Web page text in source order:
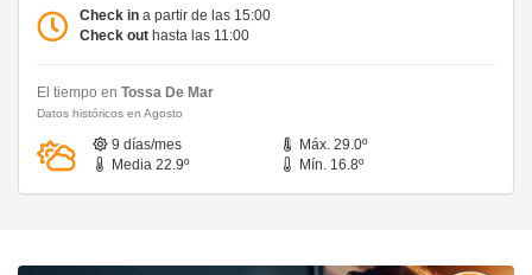
Check in a partir de las 15:00
Check out hasta las 11:00
El tiempo en Tossa De Mar
Datos históricos en Agosto
9 días/mes
Máx. 29.0º
Media 22.9º
Mín. 16.8º